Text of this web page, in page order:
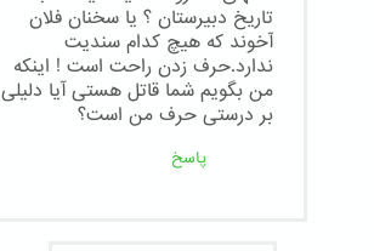
تاریخ دبیرستان ؟ یا سخنان فلان
آخوند که هیچ کدام سندیت
ندارد.حرف زدن راحت است ! اینکه
من بگویم شما قاتل هستی آیا دلیلی
بر درستی حرف من است؟
پاسخ